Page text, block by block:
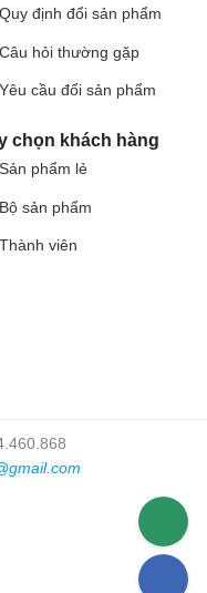
Quy định đổi sản phẩm
Câu hỏi thường gặp
Yêu cầu đổi sản phẩm
chọn khách hàng
Sản phẩm lẻ
Bộ sản phẩm
Thành viên